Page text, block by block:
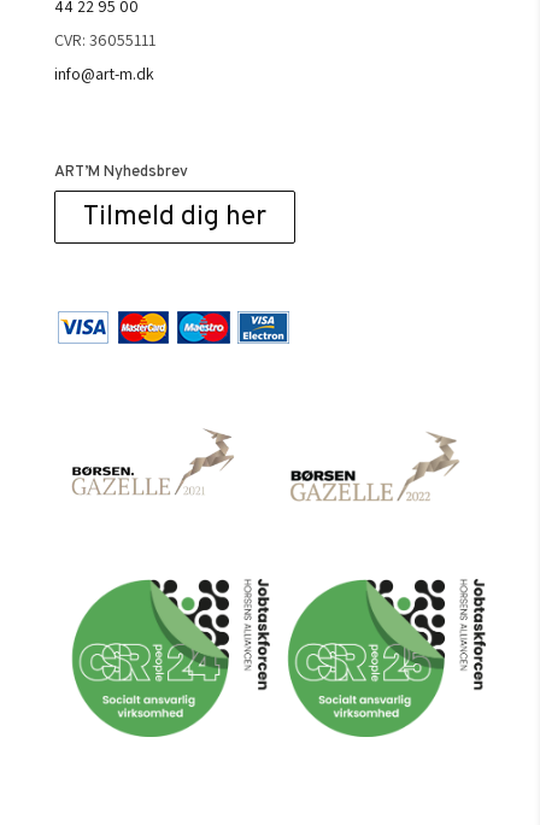
44 22 95 00
CVR: 36055111
info@art-m.dk
ART’M Nyhedsbrev
Tilmeld dig her